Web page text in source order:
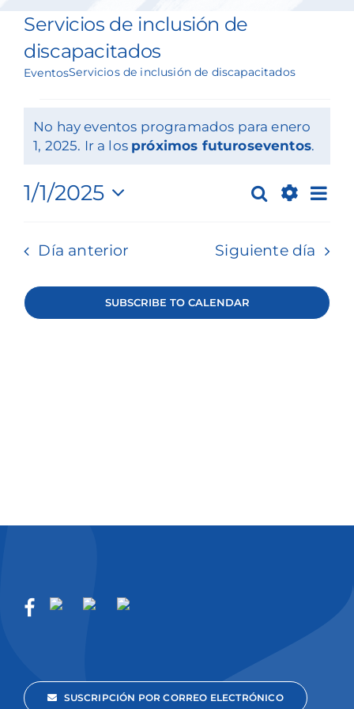
Nuestros servicios
Eventos y medios de comunicación
Póngase en contacto con
Servicios de inclusión de
discapacitados
EventosServicios de inclusión de discapacitados
Eventos
for
enero
2025
Notice
No hay eventos programados para enero
1, 2025. Ir a los próximos futuroseventos.
y
de
Buscar
de
Día
1/1/2025
fecha.
Día anterior Siguiente día
SUBSCRIBE TO CALENDAR
SUSCRIPCIÓN POR CORREO ELECTRÓNICO